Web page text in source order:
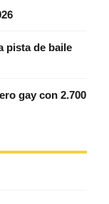
pista de baile
gay con 2.700